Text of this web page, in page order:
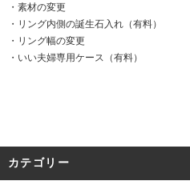
・素材の変更
・リング内側の誕生石入れ（有料）
・リング幅の変更
・いい夫婦専用ケース（有料）
カテゴリー